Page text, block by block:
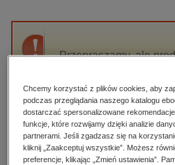
budownictwo, aranżacja
darmowe wydania
edukacja
hobby, sport, rozrywka
komputery, internet,
Przepraszamy, ale
High-contrast mode
Polecane
Chcemy korzystać z plików cookies, aby
podczas przeglądania naszego katalogu
dostarczać spersonalizowane
funkcje, które rozwijamy dzięki analizie
partnerami. Jeśli zgadzasz się na
kliknij „Zaakceptuj wszystkie”. Możesz
preferencje, klikając „Zmień ustawienia”.